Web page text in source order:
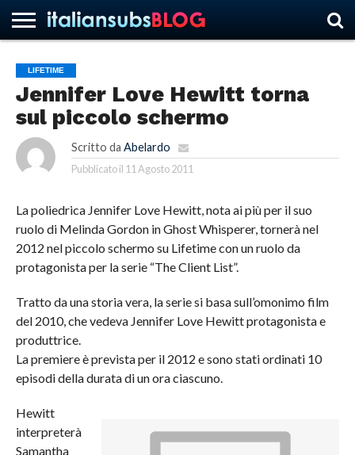
HOME
NEWS
ASCOLTI
RECENSIONI
INTERVISTE
CURIOSITÀ
CHI
SIAMO
CONTATTACI
FORUM
ITALIANSUBS
LIFETIME
Jennifer Love Hewitt torna
sul piccolo schermo
Scritto da Abelardo
Pubblicato il 11 Agosto 2011
La poliedrica Jennifer Love Hewitt, nota ai più per il suo
ruolo di Melinda Gordon in Ghost Whisperer, tornerà nel
2012 nel piccolo schermo su Lifetime con un ruolo da
protagonista per la serie “The Client List”.
Tratto da una storia vera, la serie si basa sull’omonimo film
del 2010, che vedeva Jennifer Love Hewitt protagonista e
produttrice.
La premiere è prevista per il 2012 e sono stati ordinati 10
episodi della durata di un ora ciascuno.
Hewitt
interpreterà
Samantha